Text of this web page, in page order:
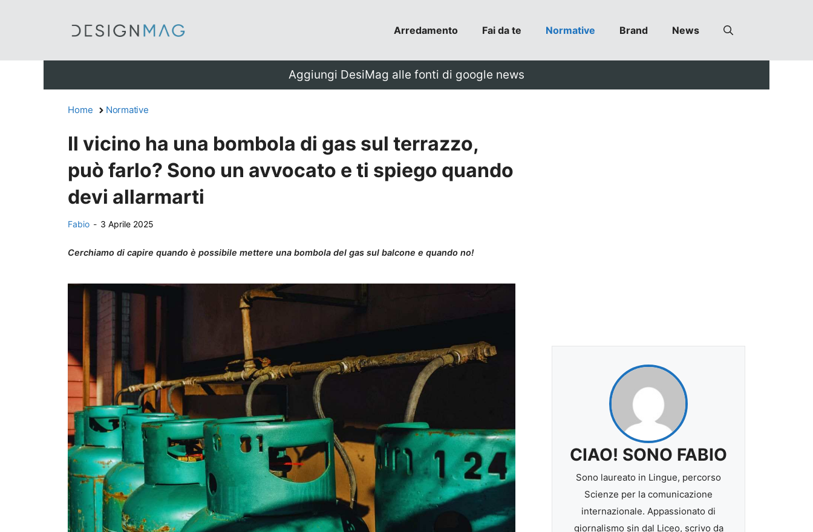
Arredamento Fai da te Normative Brand News
Aggiungi DesiMag alle fonti di google news
Home Normative
Il vicino ha una bombola di gas sul terrazzo,
può farlo? Sono un avvocato e ti spiego quando
devi allarmarti
Fabio - 3 Aprile 2025
Cerchiamo di capire quando è possibile mettere una bombola del gas sul balcone e quando no!
CIAO! SONO FABIO
Sono laureato in Lingue, percorso
Scienze per la comunicazione
internazionale. Appassionato di
giornalismo sin dal Liceo, scrivo da